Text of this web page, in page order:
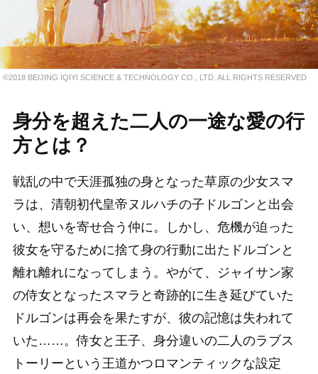
©2018 BEIJING IQIYI SCIENCE & TECHNOLOGY CO., LTD. ALL RIGHTS RESERVED
身分を超えた二人の一途な愛の行
方とは？
戦乱の中で天涯孤独の身となった草原の少女スマ
ラは、清朝初代皇帝ヌルハチの子ドルゴンと出会
い、想いを寄せ合う仲に。しかし、危機が迫った
彼女を守るために捨て身の行動に出たドルゴンと
離れ離れになってしまう。やがて、ジャイサン家
の侍女となったスマラと奇跡的に生き延びていた
ドルゴンは再会を果たすが、彼の記憶は失われて
いた……。侍女と王子、身分違いの二人のラブス
トーリーという王道かつロマンティックな設定